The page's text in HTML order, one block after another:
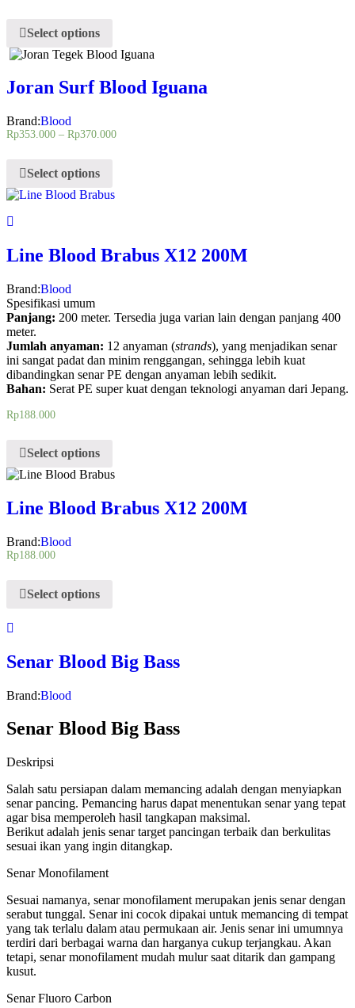
Select options
Joran Surf Blood Iguana
Brand:Blood
Rp353.000 – Rp370.000
Select options
Line Blood Brabus X12 200M
Brand:Blood
Spesifikasi umum
Panjang: 200 meter. Tersedia juga varian lain dengan panjang 400
meter.
Jumlah anyaman: 12 anyaman (strands), yang menjadikan senar
ini sangat padat dan minim renggangan, sehingga lebih kuat
dibandingkan senar PE dengan anyaman lebih sedikit.
Bahan: Serat PE super kuat dengan teknologi anyaman dari Jepang.
Rp188.000
Select options
Line Blood Brabus X12 200M
Brand:Blood
Rp188.000
Select options
Senar Blood Big Bass
Brand:Blood
Senar Blood Big Bass
Deskripsi
Salah satu persiapan dalam memancing adalah dengan menyiapkan
senar pancing. Pemancing harus dapat menentukan senar yang tepat
agar bisa memperoleh hasil tangkapan maksimal.
Berikut adalah jenis senar target pancingan terbaik dan berkulitas
sesuai ikan yang ingin ditangkap.
Senar Monofilament
Sesuai namanya, senar monofilament merupakan jenis senar dengan
serabut tunggal. Senar ini cocok dipakai untuk memancing di tempat
yang tak terlalu dalam atau permukaan air. Jenis senar ini umumnya
terdiri dari berbagai warna dan harganya cukup terjangkau. Akan
tetapi, senar monofilament mudah mulur saat ditarik dan gampang
kusut.
Senar Fluoro Carbon